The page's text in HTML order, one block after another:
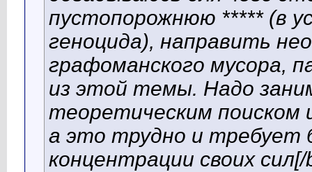
пустопорожнюю ***** (в
геноцида), направить
графоманского мусора,
из этой темы. Надо
теоретическим поиском
а это трудно и требует
концентрации своих сил[/